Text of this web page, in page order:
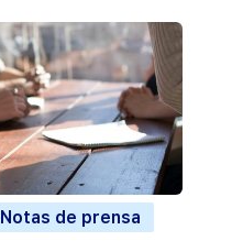
Notas de prensa